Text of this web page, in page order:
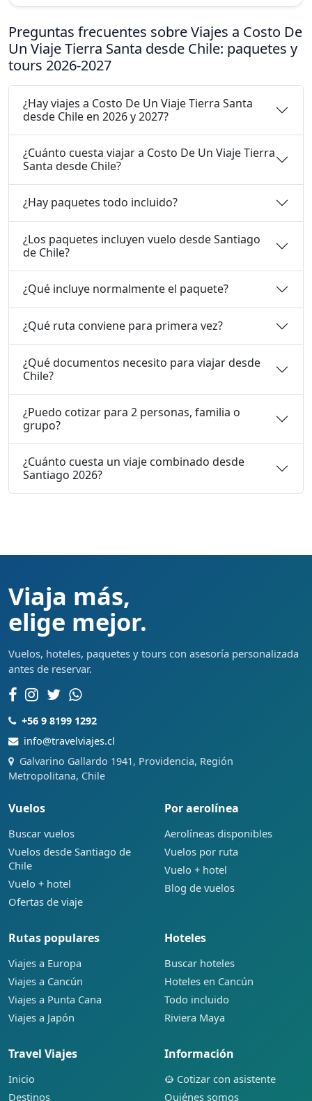
Preguntas frecuentes sobre Viajes a Costo De
Un Viaje Tierra Santa desde Chile: paquetes y
tours 2026-2027
¿Hay viajes a Costo De Un Viaje Tierra Santa
desde Chile en 2026 y 2027?
¿Cuánto cuesta viajar a Costo De Un Viaje Tierra
Santa desde Chile?
¿Hay paquetes todo incluido?
¿Los paquetes incluyen vuelo desde Santiago
de Chile?
¿Qué incluye normalmente el paquete?
¿Qué ruta conviene para primera vez?
¿Qué documentos necesito para viajar desde
Chile?
¿Puedo cotizar para 2 personas, familia o
grupo?
¿Cuánto cuesta un viaje combinado desde
Santiago 2026?
Viaja más,
elige mejor.
Vuelos, hoteles, paquetes y tours con asesoría personalizada
antes de reservar.
+56 9 8199 1292
info@travelviajes.cl
Galvarino Gallardo 1941, Providencia, Región
Metropolitana, Chile
Vuelos
Buscar vuelos
Vuelos desde Santiago de
Chile
Vuelo + hotel
Ofertas de viaje
Por aerolínea
Aerolíneas disponibles
Vuelos por ruta
Vuelo + hotel
Blog de vuelos
Rutas populares
Viajes a Europa
Viajes a Cancún
Viajes a Punta Cana
Viajes a Japón
Hoteles
Buscar hoteles
Hoteles en Cancún
Todo incluido
Riviera Maya
Travel Viajes
Inicio
Destinos
Información
Cotizar con asistente
Quiénes somos